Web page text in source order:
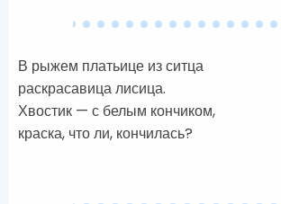
В рыжем платьице из ситца
раскрасавица лисица.
Хвостик — с белым кончиком,
краска, что ли, кончилась?